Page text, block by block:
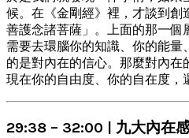
候。在《金剛經》裡，才談到創
善護念諸菩薩」。上面的那一個
需要去環腦你的知識、你的能
的是對內在的信心。那麼對內在
現在你的自由度、你的自在度，
29:38 – 32:00 | 九大內在